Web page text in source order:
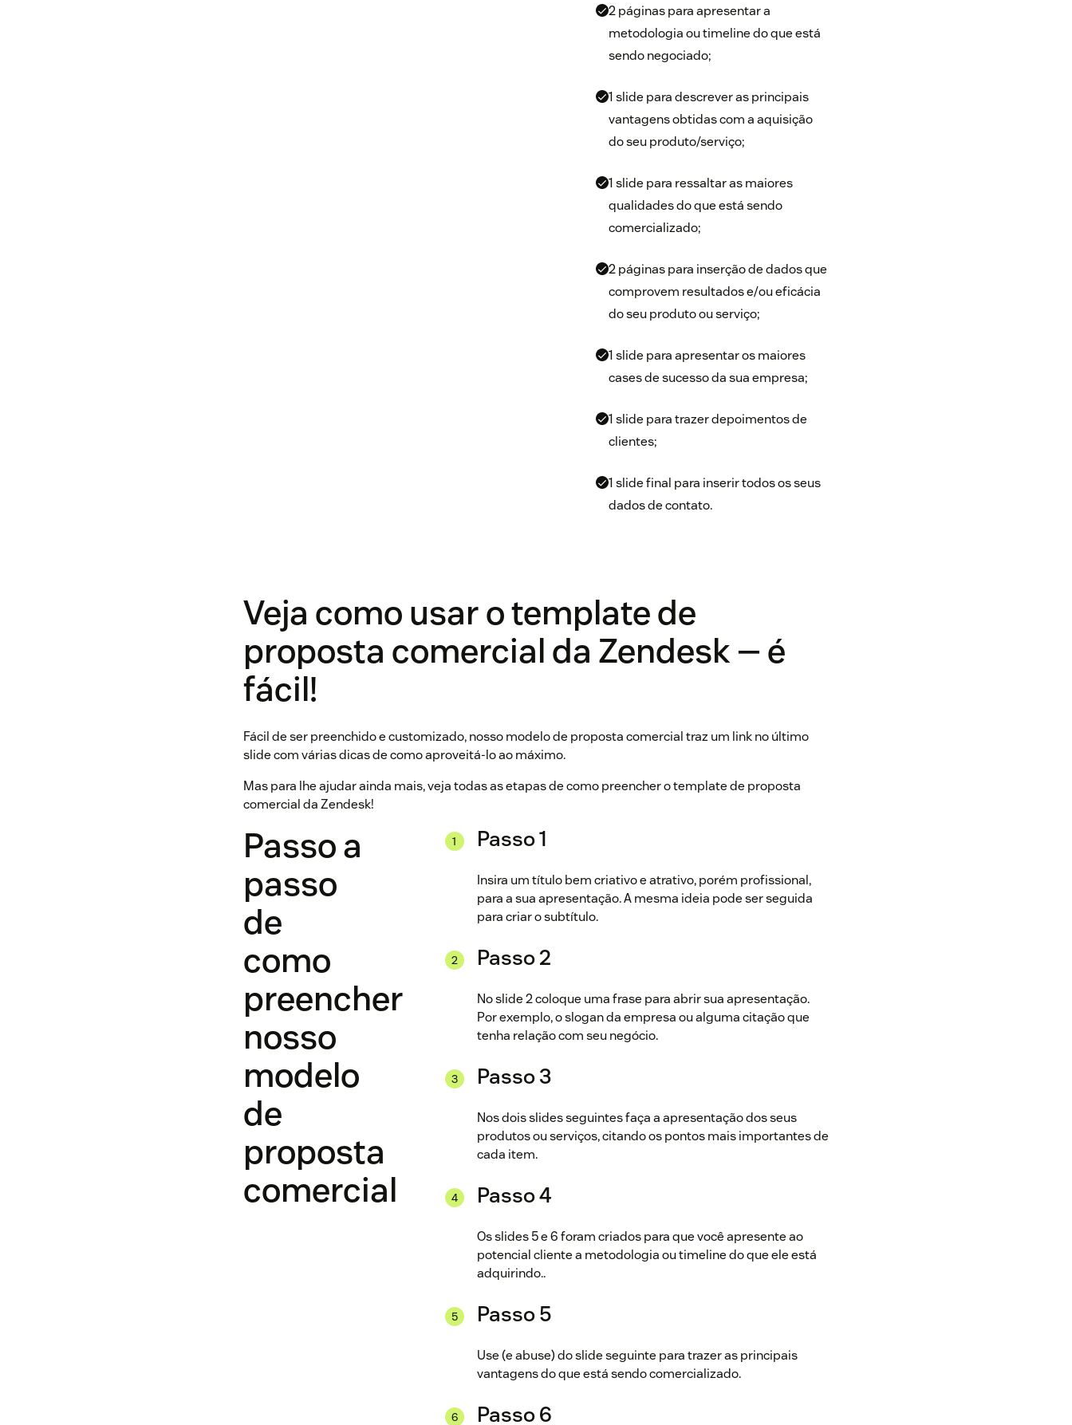
2 páginas para apresentar a
metodologia ou timeline do que está
sendo negociado;
1 slide para descrever as principais
vantagens obtidas com a aquisição
do seu produto/serviço;
1 slide para ressaltar as maiores
qualidades do que está sendo
comercializado;
2 páginas para inserção de dados que
comprovem resultados e/ou eficácia
do seu produto ou serviço;
1 slide para apresentar os maiores
cases de sucesso da sua empresa;
1 slide para trazer depoimentos de
clientes;
1 slide final para inserir todos os seus
dados de contato.
Veja como usar o template de
proposta comercial da Zendesk — é
fácil!
Fácil de ser preenchido e customizado, nosso modelo de proposta comercial traz um link no último
slide com várias dicas de como aproveitá-lo ao máximo.
Mas para lhe ajudar ainda mais, veja todas as etapas de como preencher o template de proposta
comercial da Zendesk!
Passo a
passo
de
como
preencher
nosso
modelo
de
proposta
comercial
Passo 1
Insira um título bem criativo e atrativo, porém profissional,
para a sua apresentação. A mesma ideia pode ser seguida
para criar o subtítulo.
Passo 2
No slide 2 coloque uma frase para abrir sua apresentação.
Por exemplo, o slogan da empresa ou alguma citação que
tenha relação com seu negócio.
Passo 3
Nos dois slides seguintes faça a apresentação dos seus
produtos ou serviços, citando os pontos mais importantes de
cada item.
Passo 4
Os slides 5 e 6 foram criados para que você apresente ao
potencial cliente a metodologia ou timeline do que ele está
adquirindo..
Passo 5
Use (e abuse) do slide seguinte para trazer as principais
vantagens do que está sendo comercializado.
Passo 6